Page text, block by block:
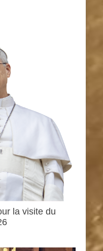
la visite du